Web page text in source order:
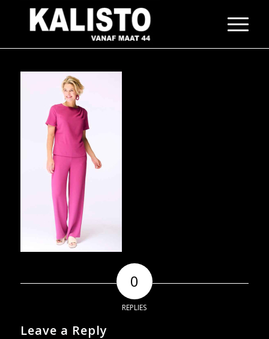
0
REPLIES
Leave a Reply